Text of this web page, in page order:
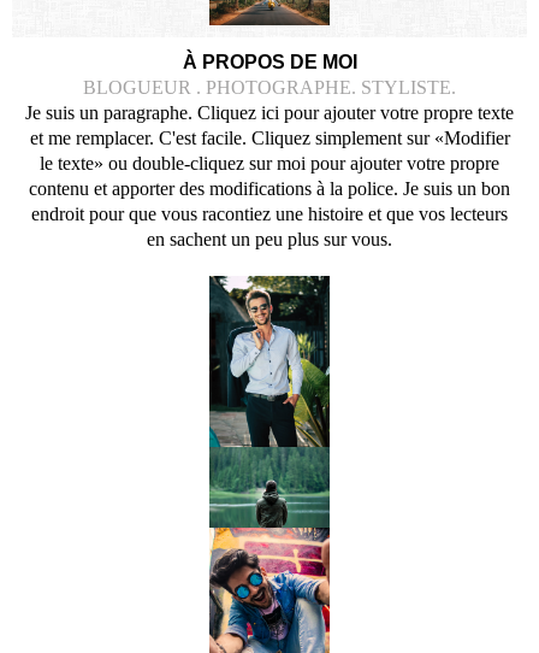
À PROPOS DE MOI
BLOGUEUR . PHOTOGRAPHE. STYLISTE.
Je suis un paragraphe. Cliquez ici pour ajouter votre propre texte
et me remplacer. C'est facile. Cliquez simplement sur «Modifier
le texte» ou double-cliquez sur moi pour ajouter votre propre
contenu et apporter des modifications à la police. Je suis un bon
endroit pour que vous racontiez une histoire et que vos lecteurs
en sachent un peu plus sur vous.